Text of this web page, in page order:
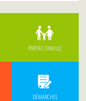
PORTAIL FAMILLE
DÉMARCHES